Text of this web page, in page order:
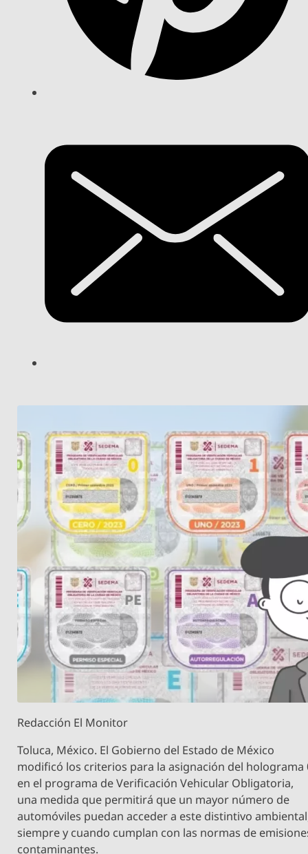
Redacción El Monitor
Toluca, México. El Gobierno del Estado de México
modificó los criterios para la asignación del holograma
en el programa de Verificación Vehicular Obligatoria,
una medida que permitirá que un mayor número de
automóviles puedan acceder a este distintivo
siempre y cuando cumplan con las normas de
contaminantes.